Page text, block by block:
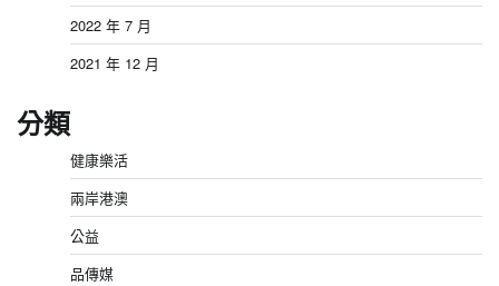
2022 年 7 月
2021 年 12 月
分類
健康樂活
兩岸港澳
公益
品傳媒